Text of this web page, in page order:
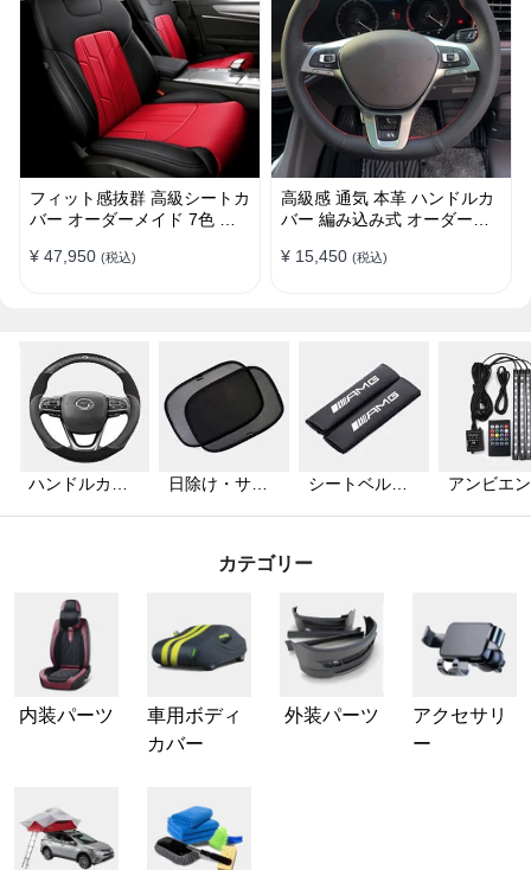
フィット感抜群 高級シートカ
バー オーダーメイド 7色 防
ト
¥ 47,950 (税込)
高級感 通気 本革 ハンドルカ
バー 編み込み式 オーダーメ
プ
¥ 15,450 (税込)
ハンドルカバ
日除け・サン
シートベルト
アンビエ
カテゴリー
内装パーツ
車用ボディ
カバー
外装パーツ
アクセサリ
ー